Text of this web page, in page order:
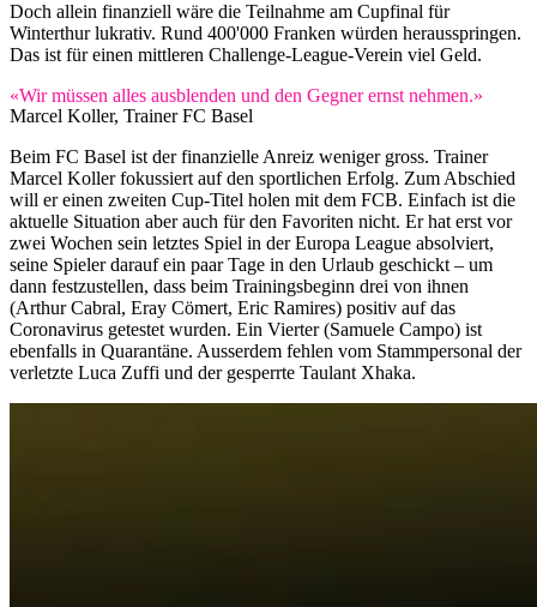
Doch allein finanziell wäre die Teilnahme am Cupfinal für
Winterthur lukrativ. Rund 400'000 Franken würden herausspringen.
Das ist für einen mittleren Challenge-League-Verein viel Geld.
«Wir müssen alles ausblenden und den Gegner ernst nehmen.»
Marcel Koller, Trainer FC Basel
Beim FC Basel ist der finanzielle Anreiz weniger gross. Trainer
Marcel Koller fokussiert auf den sportlichen Erfolg. Zum Abschied
will er einen zweiten Cup-Titel holen mit dem FCB. Einfach ist die
aktuelle Situation aber auch für den Favoriten nicht. Er hat erst vor
zwei Wochen sein letztes Spiel in der Europa League absolviert,
seine Spieler darauf ein paar Tage in den Urlaub geschickt – um
dann festzustellen, dass beim Trainingsbeginn drei von ihnen
(Arthur Cabral, Eray Cömert, Eric Ramires) positiv auf das
Coronavirus getestet wurden. Ein Vierter (Samuele Campo) ist
ebenfalls in Quarantäne. Ausserdem fehlen vom Stammpersonal der
verletzte Luca Zuffi und der gesperrte Taulant Xhaka.